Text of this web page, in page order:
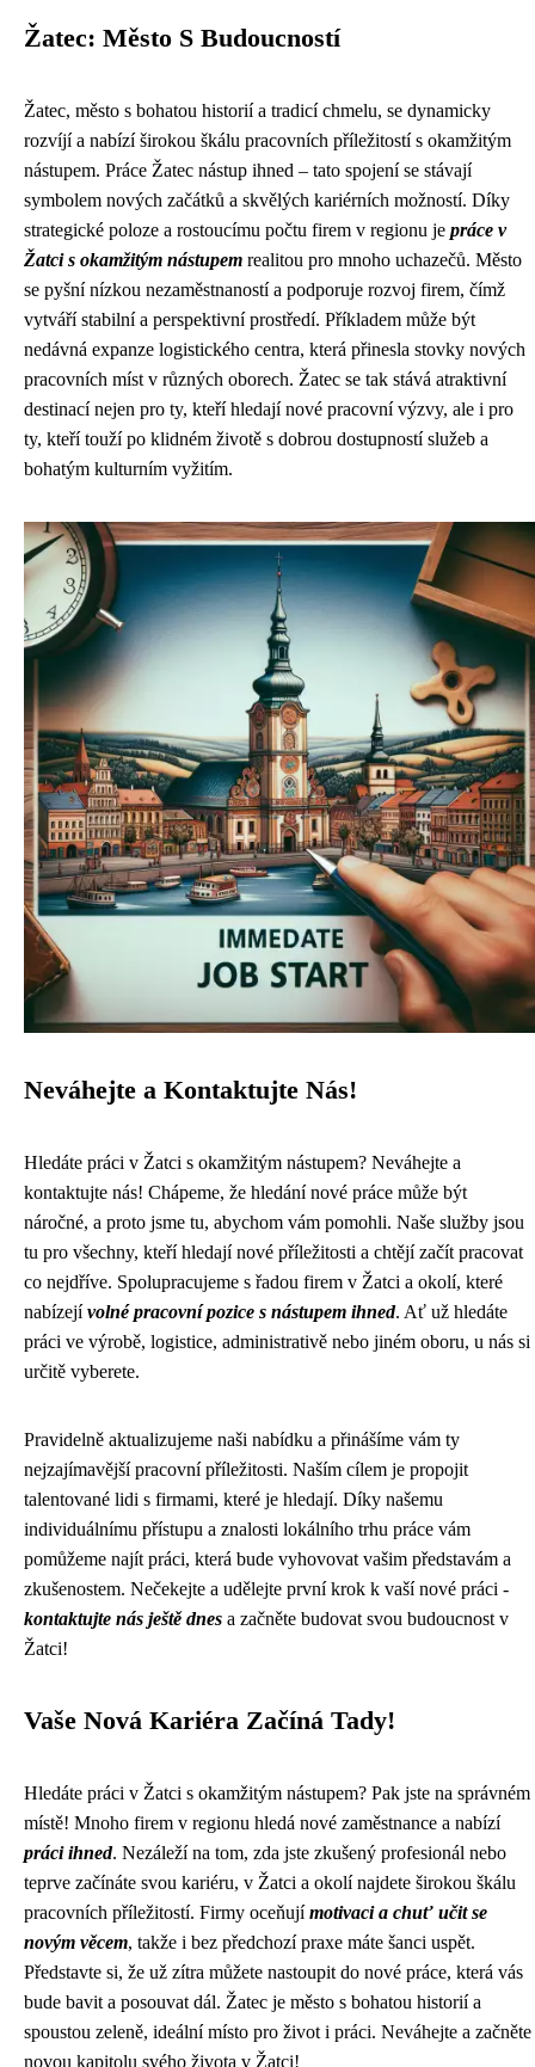
Žatec: Město S Budoucností
Žatec, město s bohatou historií a tradicí chmelu, se dynamicky
rozvíjí a nabízí širokou škálu pracovních příležitostí s okamžitým
nástupem. Práce Žatec nástup ihned – tato spojení se stávají
symbolem nových začátků a skvělých kariérních možností. Díky
strategické poloze a rostoucímu počtu firem v regionu je práce v
Žatci s okamžitým nástupem realitou pro mnoho uchazečů. Město
se pyšní nízkou nezaměstnaností a podporuje rozvoj firem, čímž
vytváří stabilní a perspektivní prostředí. Příkladem může být
nedávná expanze logistického centra, která přinesla stovky nových
pracovních míst v různých oborech. Žatec se tak stává atraktivní
destinací nejen pro ty, kteří hledají nové pracovní výzvy, ale i pro
ty, kteří touží po klidném životě s dobrou dostupností služeb a
bohatým kulturním vyžitím.
Neváhejte a Kontaktujte Nás!
Hledáte práci v Žatci s okamžitým nástupem? Neváhejte a
kontaktujte nás! Chápeme, že hledání nové práce může být
náročné, a proto jsme tu, abychom vám pomohli. Naše služby jsou
tu pro všechny, kteří hledají nové příležitosti a chtějí začít pracovat
co nejdříve. Spolupracujeme s řadou firem v Žatci a okolí, které
nabízejívolné pracovní pozice s nástupem ihned. Ať už hledáte
práci ve výrobě, logistice, administrativě nebo jiném oboru, u nás si
určitě vyberete.
Pravidelně aktualizujeme naši nabídku a přinášíme vám ty
nejzajímavější pracovní příležitosti. Naším cílem je propojit
talentované lidi s firmami, které je hledají. Díky našemu
individuálnímu přístupu a znalosti lokálního trhu práce vám
pomůžeme najít práci, která bude vyhovovat vašim představám a
zkušenostem. Nečekejte a udělejte první krok k vaší nové práci -
kontaktujte nás ještě dnes a začněte budovat svou budoucnost v
Žatci!
Vaše Nová Kariéra Začíná Tady!
Hledáte práci v Žatci s okamžitým nástupem? Pak jste na správném
místě! Mnoho firem v regionu hledá nové zaměstnance a nabízí
práci ihned. Nezáleží na tom, zda jste zkušený profesionál nebo
teprve začínáte svou kariéru, v Žatci a okolí najdete širokou škálu
pracovních příležitostí. Firmy oceňujímotivaci a chuť učit se
novým věcem, takže i bez předchozí praxe máte šanci uspět.
Představte si, že už zítra můžete nastoupit do nové práce, která vás
bude bavit a posouvat dál. Žatec je město s bohatou historií a
spoustou zeleně, ideální místo pro život i práci. Neváhejte a začněte
novou kapitolu svého života v Žatci!